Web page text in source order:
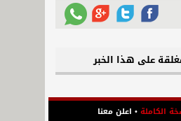
على هذا الخبر
الكاملة• اعلن معنا